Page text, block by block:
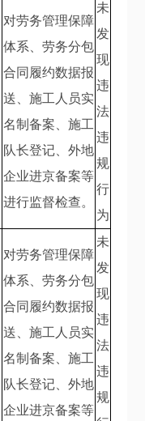
对劳务管理保障
体系、劳务分包
合同履约数据报
送、施工人员实
名制备案、施工
队长登记、外地
企业进京备案等
进行监督检查。
未
发
现
违
法
违
规
行
为
对劳务管理保障
体系、劳务分包
合同履约数据报
送、施工人员实
名制备案、施工
队长登记、外地
企业进京备案等
未
发
现
违
法
违
规